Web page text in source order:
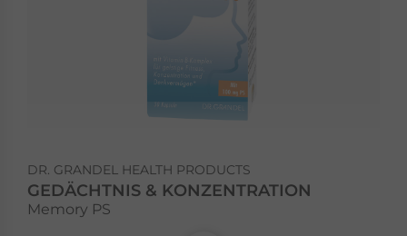
DR. GRANDEL HEALTH PRODUCTS
GEDÄCHTNIS & KONZENTRATION
Memory PS